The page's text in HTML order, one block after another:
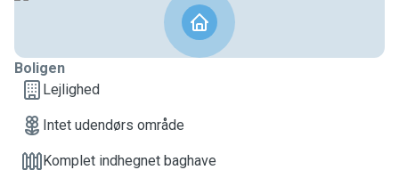
Boligen
Lejlighed
Intet udendørs område
Komplet indhegnet baghave